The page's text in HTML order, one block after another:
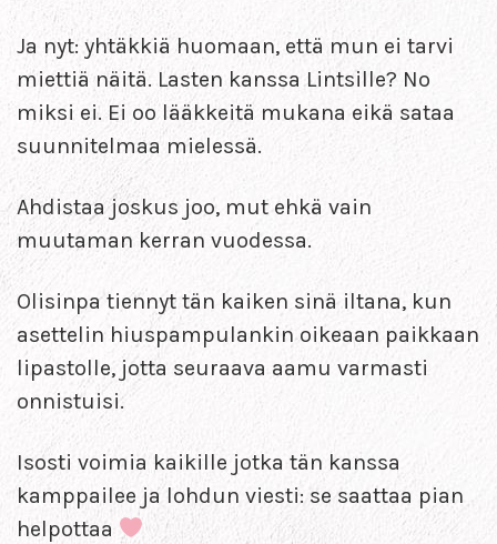
Ja nyt: yhtäkkiä huomaan, että mun ei tarvi
miettiä näitä. Lasten kanssa Lintsille? No
miksi ei. Ei oo lääkkeitä mukana eikä sataa
suunnitelmaa mielessä.
Ahdistaa joskus joo, mut ehkä vain
muutaman kerran vuodessa.
Olisinpa tiennyt tän kaiken sinä iltana, kun
asettelin hiuspampulankin oikeaan paikkaan
lipastolle, jotta seuraava aamu varmasti
onnistuisi.
Isosti voimia kaikille jotka tän kanssa
kamppailee ja lohdun viesti: se saattaa pian
helpottaa